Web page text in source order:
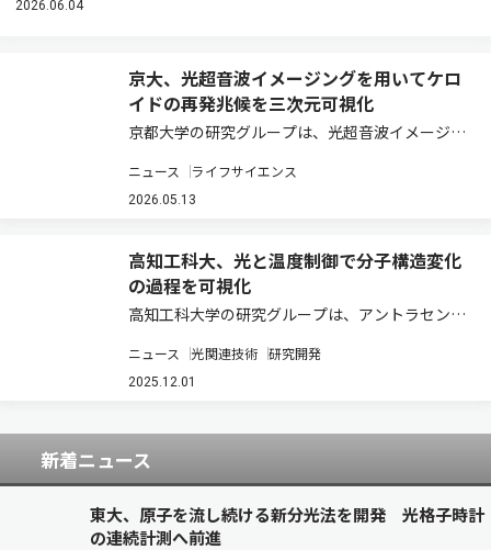
2026.06.04
京大、光超音波イメージングを用いてケロ
イドの再発兆候を三次元可視化
京都大学の研究グループは、光超音波イメージン
化が生じることを明らかにした（ニュースリリー
ス）。 ケロイドは難治性皮膚疾患の一つであり、
ニュース ライフサイエンス
2026.05.13
高知工科大、光と温度制御で分子構造変化
の過程を可視化
高知工科大学の研究グループは、アントラセン
せ、反応途中の中間状態を世界で初めて直接可視
化することに成功した（ニュースリリース）。 ア
ニュース 光関連技術 研究開発
2025.12.01
新着ニュース
東大、原子を流し続ける新分光法を開発 光格子時計
の連続計測へ前進